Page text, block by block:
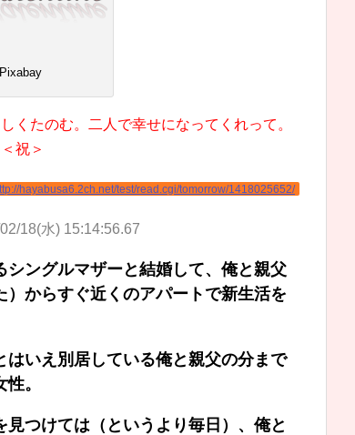
くたのむ。二人で幸せになってくれって。
祝＞
hayabusa6.2ch.net/test/read.cgi/tomorrow/1418025652/
18(水) 15:14:56.67
ングルマザーと結婚して、俺と親父
からすぐ近くのアパートで新生活を
いえ別居している俺と親父の分まで
。
つけては（というより毎日）、俺と